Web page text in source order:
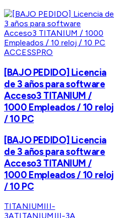
ACCESSPRO
[BAJO PEDIDO] Licencia
de 3 años para software
Acceso3 TITANIUM /
1000 Empleados / 10 reloj
/ 10 PC
[BAJO PEDIDO] Licencia
de 3 años para software
Acceso3 TITANIUM /
1000 Empleados / 10 reloj
/ 10 PC
TITANIUMIII-
3ATITANIUMIII-3A